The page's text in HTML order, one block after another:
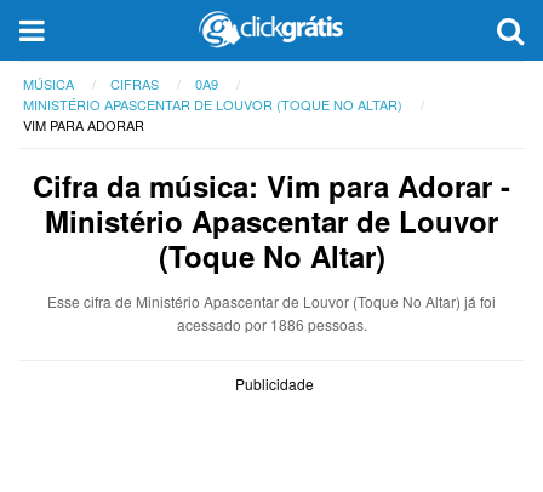
MÚSICA CIFRAS
0A9
MINISTÉRIO APASCENTAR DE LOUVOR (TOQUE NO ALTAR)
VIM PARA ADORAR
Cifra da música: Vim para Adorar -
Ministério Apascentar de Louvor
(Toque No Altar)
Esse cifra de Ministério Apascentar de Louvor (Toque No Altar) já foi
acessado por 1886 pessoas.
Publicidade